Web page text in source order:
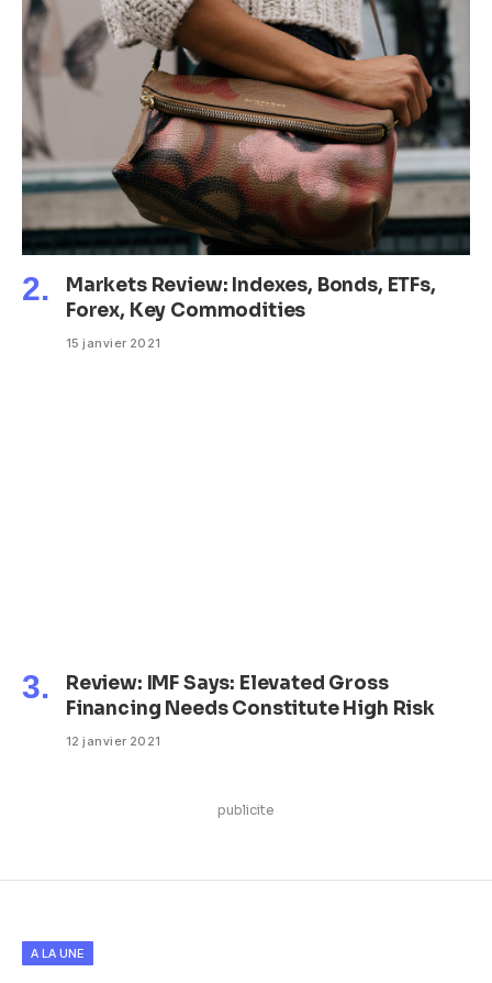
Markets Review: Indexes, Bonds, ETFs,
Forex, Key Commodities
15 janvier 2021
Review: IMF Says: Elevated Gross
Financing Needs Constitute High Risk
12 janvier 2021
publicite
A LA UNE